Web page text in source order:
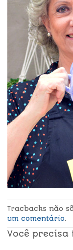
Tracbacks não
um comentário.
Você precisa